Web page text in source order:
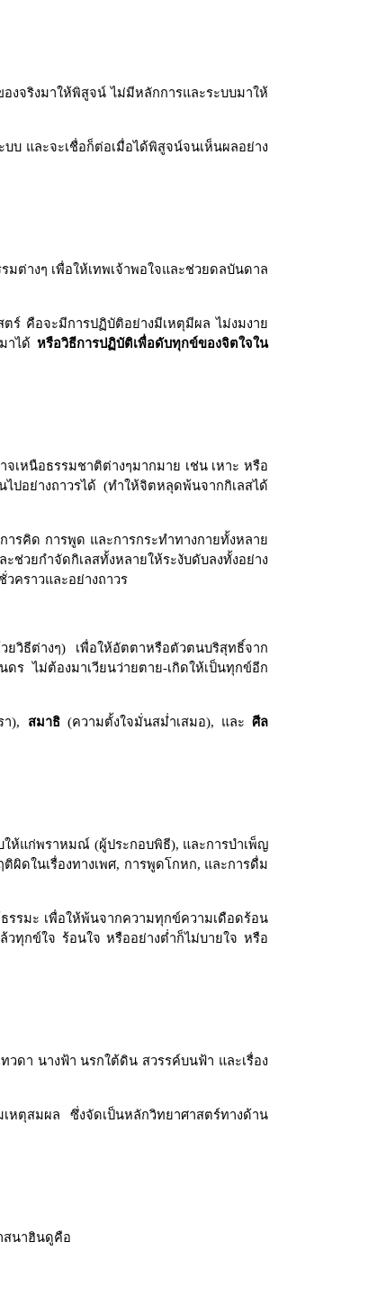
งจริงมาให้พิสูจน์ ไม่มีหลักการและระบบมาให้
บ และจะเชื่อก็ต่อเมื่อได้พิสูจน์จนเห็นผลอย่าง
มต่างๆ เพื่อให้เทพเจ้าพอใจและช่วยดลบันดาล
ตร์ คือจะมีการปฏิบัติอย่างมีเหตุมีผล ไม่งมงาย
าได้ หรือวิธีการปฏิบัติเพื่อดับทุกข์ของจิตใจใน
เหนือธรรมชาติต่างๆมากมาย เช่น เหาะ หรือ
ปอย่างถาวรได้ (ทำให้จิตหลุดพ้นจากกิเลสได้
ารคิด การพูด และการกระทำทางกายทั้งหลาย
วยกำจัดกิเลสทั้งหลายให้ระงับดับลงทั้งอย่าง
คราวและอย่างถาวร
ยวิธีต่างๆ) เพื่อให้อัตตาหรือตัวตนบริสุทธิ์จาก
ร ไม่ต้องมาเวียนว่ายตาย-เกิดให้เป็นทุกข์อีก
า), สมาธิ(ความตั้งใจมั่นสม่ำเสมอ), และศีล
ห้แก่พราหมณ์ (ผู้ประกอบพิธี), และการบำเพ็ญ
ผิดในเรื่องทางเพศ, การพูดโกหก, และการดื่ม
รมะ เพื่อให้พ้นจากความทุกข์ความเดือดร้อน
วทุกข์ใจ ร้อนใจ หรืออย่างต่ำก็ไม่บายใจ หรือ
ดา นางฟ้า นรกใต้ดิน สวรรค์บนฟ้า และเรื่อง
ตุสมผล ซึ่งจัดเป็นหลักวิทยาศาสตร์ทางด้าน
สนาฮินดูคือ